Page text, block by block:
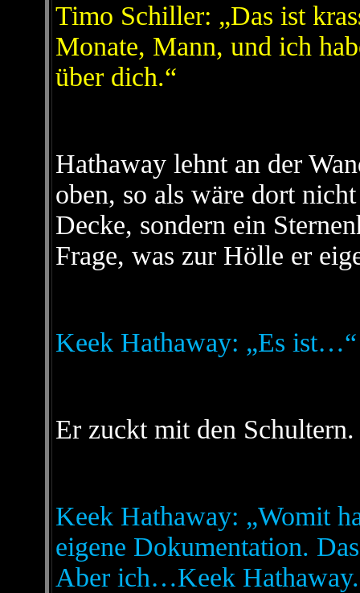
Timo Schiller: „Das ist
Monate, Mann, und ich
über dich.“
Hathaway lehnt an der
oben, so als wäre dort
Decke, sondern ein
Frage, was zur Hölle er
Keek Hathaway: „Es ist…“
Er zuckt mit den Schultern.
Keek Hathaway: „Womit
eigene Dokumentation.
Aber ich…Keek